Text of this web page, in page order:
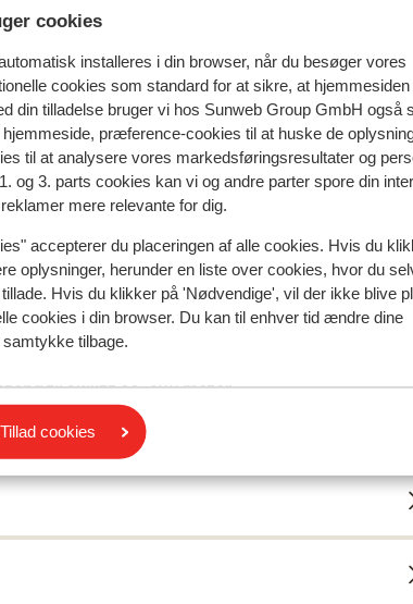
cookies
installeres i din browser, når du besøger vores
cookies som standard for at sikre, at
din tilladelse bruger vi hos Sunweb Group GmbH også
præference-cookies til at huske de
til at analysere vores markedsføringsresultater og
og 3. parts cookies kan vi og andre parter spore din
mere relevante for dig.
accepterer du placeringen af alle cookies. Hvis du
oplysninger, herunder en liste over cookies, hvor du
Hvis du klikker på 'Nødvendige', vil der ikke blive
cookies i din browser. Du kan til enhver tid ændre dine
tilbage.
Tillad cookies
i øjeblikket.
til centrum: ca. 170 meter
til skipiste ca. 300 meter
til skilift ca. 400 meter